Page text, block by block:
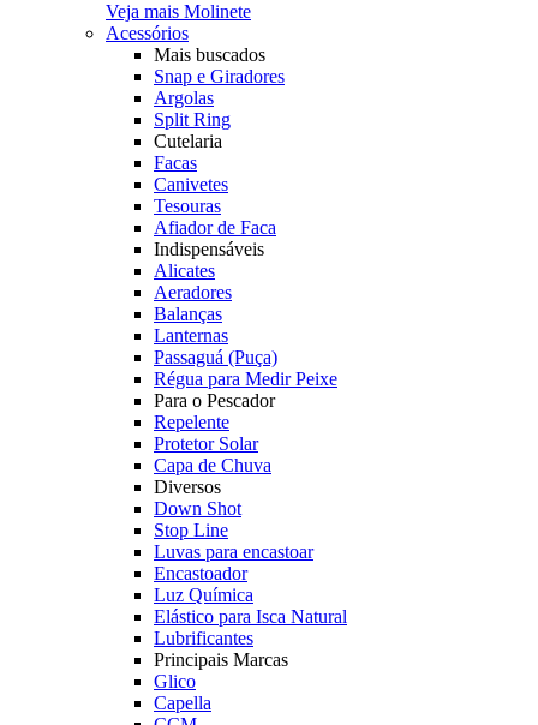
Veja mais Molinete
Acessórios
Mais buscados
Snap e Giradores
Argolas
Split Ring
Cutelaria
Facas
Canivetes
Tesouras
Afiador de Faca
Indispensáveis
Alicates
Aeradores
Balanças
Lanternas
Passaguá (Puça)
Régua para Medir Peixe
Para o Pescador
Repelente
Protetor Solar
Capa de Chuva
Diversos
Down Shot
Stop Line
Luvas para encastoar
Encastoador
Luz Química
Elástico para Isca Natural
Lubrificantes
Principais Marcas
Glico
Capella